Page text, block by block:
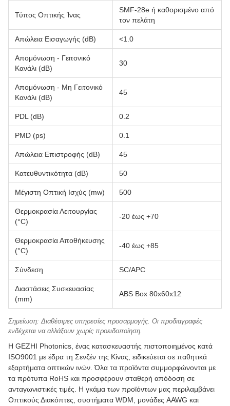
Τύπος Οπτικής Ίνας
SMF-28e ή καθορισμένο από
τον πελάτη
Απώλεια Εισαγωγής (dB) <1.0
Απομόνωση - Γειτονικό
Κανάλι (dB)
30
Απομόνωση - Μη Γειτονικό
Κανάλι (dB)
45
PDL (dB) 0.2
PMD (ps) 0.1
Απώλεια Επιστροφής (dB) 45
Κατευθυντικότητα (dB) 50
Μέγιστη Οπτική Ισχύς (mw) 500
Θερμοκρασία Λειτουργίας
(°C)
-20 έως +70
Θερμοκρασία Αποθήκευσης
(°C)
-40 έως +85
Σύνδεση SC/APC
Διαστάσεις Συσκευασίας
(mm)
ABS Box 80x60x12
Σημείωση: Διαθέσιμες υπηρεσίες προσαρμογής. Οι προδιαγραφές
ενδέχεται να αλλάξουν χωρίς προειδοποίηση.
Η GEZHI Photonics, ένας κατασκευαστής πιστοποιημένος κατά
ISO9001 με έδρα τη Σενζέν της Κίνας, ειδικεύεται σε παθητικά
εξαρτήματα οπτικών ινών. Όλα τα προϊόντα συμμορφώνονται με
τα πρότυπα RoHS και προσφέρουν σταθερή απόδοση σε
ανταγωνιστικές τιμές. Η γκάμα των προϊόντων μας περιλαμβάνει
Οπτικούς Διακόπτες, συστήματα WDM, μονάδες AAWG και